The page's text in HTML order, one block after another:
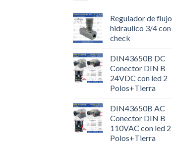
Regulador de flujo
hidraulico 3/4 con
check
DIN43650B DC
Conector DIN B
24VDC con led 2
Polos+Tierra
DIN43650B AC
Conector DIN B
110VAC con led 2
Polos+Tierra